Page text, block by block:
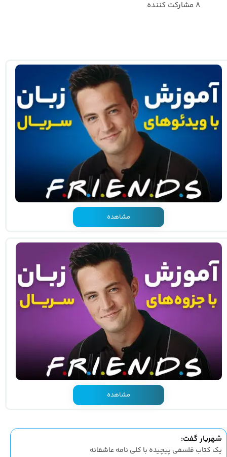
۸ مشارکت کننده
شهریار گفت:
یک کتاب فلسفی پیچیده با کلی نامه عاشقانه
مشاهده
مشاهده